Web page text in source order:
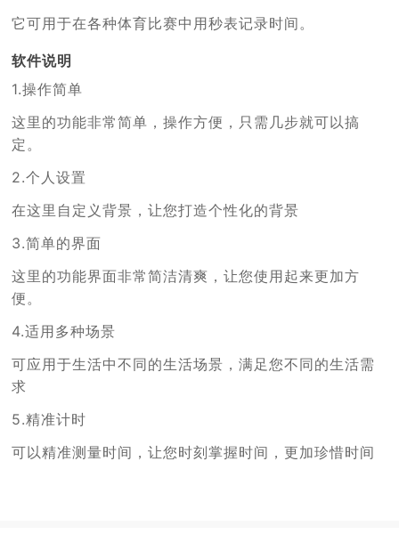
它可用于在各种体育比赛中用秒表记录时间。
软件说明
1.操作简单
这里的功能非常简单，操作方便，只需几步就可以搞
定。
2.个人设置
在这里自定义背景，让您打造个性化的背景
3.简单的界面
这里的功能界面非常简洁清爽，让您使用起来更加方
便。
4.适用多种场景
可应用于生活中不同的生活场景，满足您不同的生活需
求
5.精准计时
可以精准测量时间，让您时刻掌握时间，更加珍惜时间